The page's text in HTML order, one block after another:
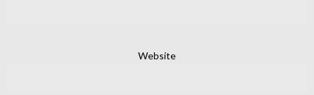
Website